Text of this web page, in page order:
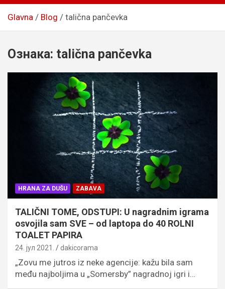
Glavna Blog talična pančevka
Ознака: talična pančevka
HRANA ZA DUŠU ZABAVA
TALIČNI TOME, ODSTUPI: U nagradnim igrama
osvojila sam SVE – od laptopa do 40 ROLNI
TOALET PAPIRA
24. јул 2021. dakicorama
„Zovu me jutros iz neke agencije: kažu bila sam
među najboljima u „Somersby” nagradnoj igri i…